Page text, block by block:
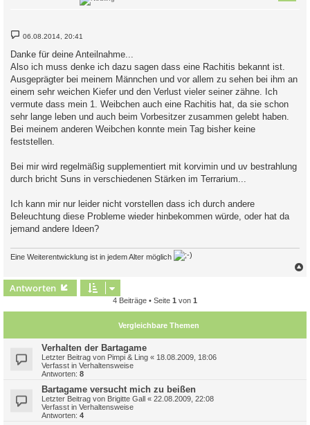
B
t
r
g
06.08.2014, 20:41
Danke für deine Anteilnahme...
Also ich muss denke ich dazu sagen dass eine Rachitis bekannt ist.
Ausgeprägter bei meinem Männchen und vor allem zu sehen bei ihm an
einem sehr weichen Kiefer und den Verlust vieler seiner zähne. Ich
vermute dass mein 1. Weibchen auch eine Rachitis hat, da sie schon
sehr lange leben und auch beim Vorbesitzer zusammen gelebt haben.
Bei meinem anderen Weibchen konnte mein Tag bisher keine
feststellen.
Bei mir wird regelmäßig supplementiert mit korvimin und uv bestrahlung
durch bricht Suns in verschiedenen Stärken im Terrarium...
Ich kann mir nur leider nicht vorstellen dass ich durch andere
Beleuchtung diese Probleme wieder hinbekommen würde, oder hat da
jemand andere Ideen?
Eine Weiterentwicklung ist in jedem Alter möglich
Antworten
4 Beiträge • Seite 1 von 1
Vergleichbare Themen
Verhalten der Bartagame
Letzter Beitrag von Pimpi & Ling « 18.08.2009, 18:06
Verfasst in Verhaltensweise
Antworten: 8
Bartagame versucht mich zu beißen
Letzter Beitrag von Brigitte Gall « 22.08.2009, 22:08
Verfasst in Verhaltensweise
Antworten: 4